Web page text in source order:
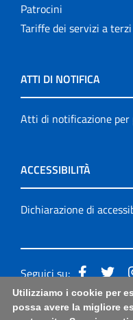
Patrocini
Tariffe dei servizi a terzi
ATTI DI NOTIFICA
Atti di notificazione per
ACCESSIBILITÀ
Dichiarazione di
Seguici su:
Accessibilità: form di
Utilizziamo i cookie per
possa avere la migliore